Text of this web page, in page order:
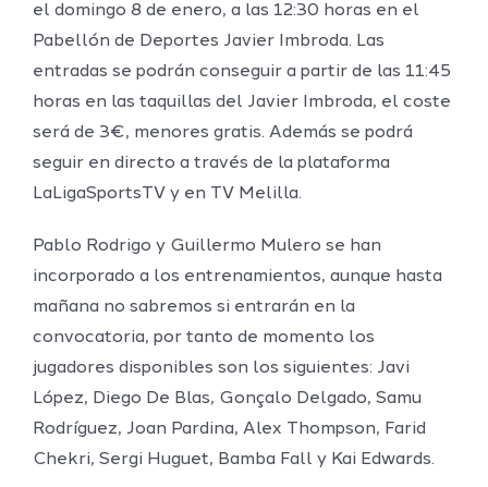
el domingo 8 de enero, a las 12:30 horas en el
Pabellón de Deportes Javier Imbroda. Las
entradas se podrán conseguir a partir de las 11:45
horas en las taquillas del Javier Imbroda, el coste
será de 3€, menores gratis. Además se podrá
seguir en directo a través de la plataforma
LaLigaSportsTV y en TV Melilla.
Pablo Rodrigo y Guillermo Mulero se han
incorporado a los entrenamientos, aunque hasta
mañana no sabremos si entrarán en la
convocatoria, por tanto de momento los
jugadores disponibles son los siguientes: Javi
López, Diego De Blas, Gonçalo Delgado, Samu
Rodríguez, Joan Pardina, Alex Thompson, Farid
Chekri, Sergi Huguet, Bamba Fall y Kai Edwards.